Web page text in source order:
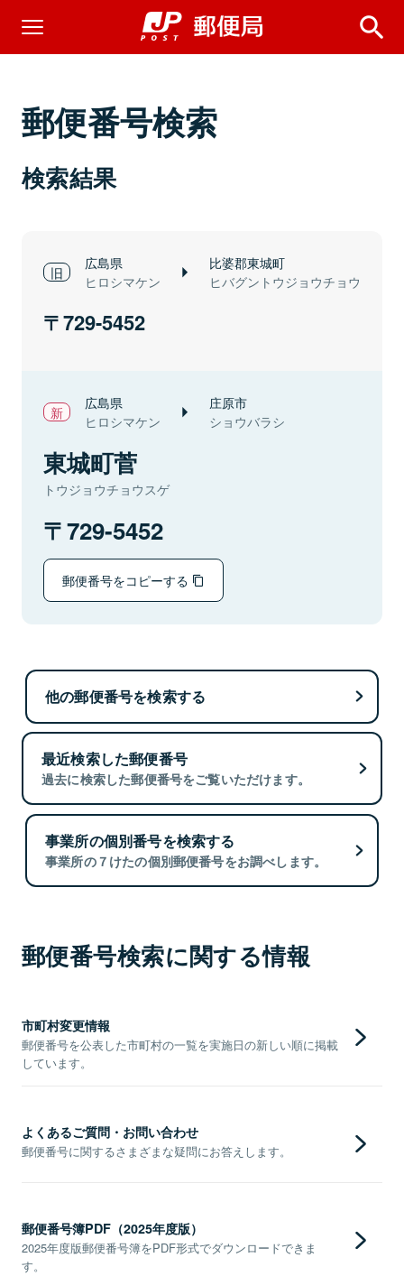
郵便番号検索
検索結果
広島県
ヒロシマケン
比婆郡東城町
ヒバグントウジョウチョウ
729-5452
広島県
ヒロシマケン
庄原市
ショウバラシ
東城町菅
トウジョウチョウスゲ
729-5452
郵便番号をコピーする
他の郵便番号を検索する
最近検索した郵便番号
過去に検索した郵便番号をご覧いただけます。
事業所の個別番号を検索する
事業所の７けたの個別郵便番号をお調べします。
郵便番号検索に関する情報
市町村変更情報
郵便番号を公表した市町村の一覧を実施日の新しい順に掲載
しています。
よくあるご質問・お問い合わせ
郵便番号に関するさまざまな疑問にお答えします。
郵便番号簿PDF（2025年度版）
2025年度版郵便番号簿をPDF形式でダウンロードできま
す。